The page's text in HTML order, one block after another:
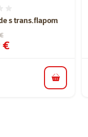
s trans.flapom
cena
€
do košíka